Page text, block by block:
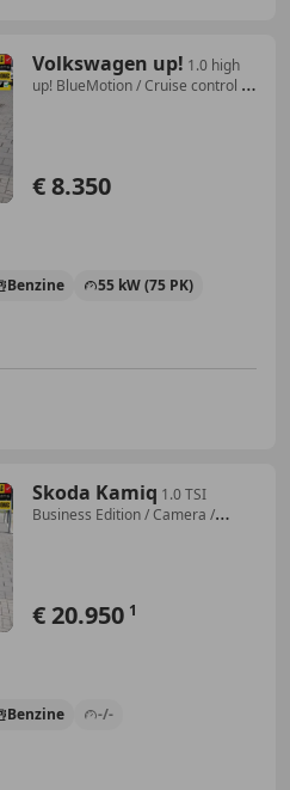
Volkswagen up! 1.0 high
up! BlueMotion / Cruise control /
€ 8.350
Benzine 55 kW (75 PK)
Skoda Kamiq 1.0 TSI
Business Edition / Camera /
€ 20.950 1
Benzine -/-